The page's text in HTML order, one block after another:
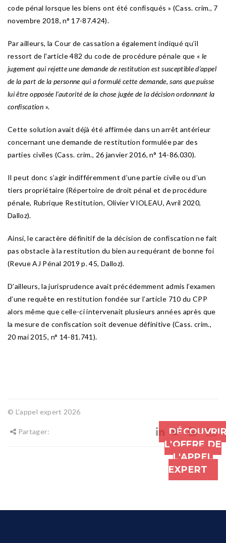
code pénal lorsque les biens ont été confisqués » (Cass. crim., 7
novembre 2018, n° 17-87.424).
Par ailleurs, la Cour de cassation a également indiqué qu’il
ressort de l'article 482 du code de procédure pénale que « le
jugement qui rejette une demande de restitution est susceptible d’appel
de la part de la personne qui a formulé cette demande, sans que puisse
lui être opposée l’autorité de la chose jugée de la décision ordonnant la
confiscation ».
Cette solution avait déjà été affirmée dans un arrêt antérieur
concernant une demande de restitution formulée par des
parties civiles (Cass. crim., 26 janvier 2016, n° 14-86.030).
Il peut donc s’agir indifféremment d’une partie civile ou d’un
tiers propriétaire (Répertoire de droit pénal et de procédure
pénale, Rubrique Restitution, Olivier VIOLEAU, Avril 2020,
Dalloz).
Ainsi, le caractère définitif de la décision de confiscation ne fait
pas obstacle à la restitution du bien au requérant de bonne foi
(Revue AJ Pénal 2019 p. 45, Dalloz).
D’ailleurs, la jurisprudence avait précédemment admis l’examen
d’une requête en restitution fondée sur l’article 710 du CPP
alors même que celle-ci intervenait plusieurs années après que
la mesure de confiscation soit devenue définitive (Cass. crim.,
20 mai 2015, n° 14-81.741).
© L'appel expert 2026
Partager:
L'OFFRE DE
L'APPEL
EXPERT